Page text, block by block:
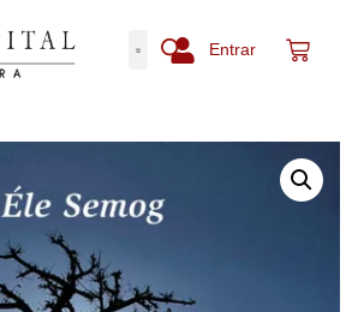
Entrar